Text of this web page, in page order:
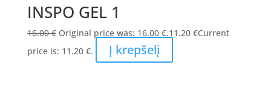
INSPO GEL 1
16.00€ Original price was: 16.00 €.11.20 €Current
price is: 11.20 €.
Į krepšelį